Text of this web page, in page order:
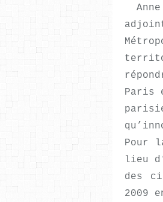
Paris
Pour
lieu
des
2009